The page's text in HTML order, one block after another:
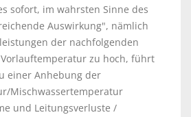
sofort, im wahrsten Sinne des
Auswirkung", nämlich
der nachfolgenden
zu hoch, führt
einer Anhebung der
Mischwassertemperatur
und Leitungsverluste /